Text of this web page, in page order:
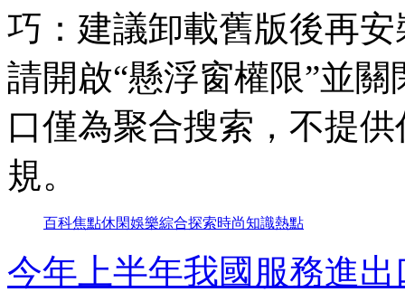
巧：建議卸載舊版後再
請開啟“懸浮窗權限”並
口僅為聚合搜索，不提
規。
百科焦點休閑娛樂綜合探索時尚知識熱點
今年上半年我國服務進